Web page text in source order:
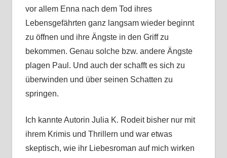
vor allem Enna nach dem Tod ihres
Lebensgefährten ganz langsam wieder beginnt
zu öffnen und ihre Ängste in den Griff zu
bekommen. Genau solche bzw. andere Ängste
plagen Paul. Und auch der schafft es sich zu
überwinden und über seinen Schatten zu
springen.
Ich kannte Autorin Julia K. Rodeit bisher nur mit
ihrem Krimis und Thrillern und war etwas
skeptisch, wie ihr Liebesroman auf mich wirken